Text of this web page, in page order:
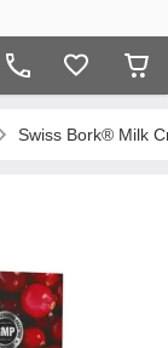
Swiss Bork® Milk